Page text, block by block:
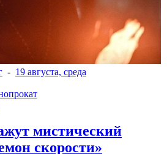
- 19 августа, среда
мистический
скорости»